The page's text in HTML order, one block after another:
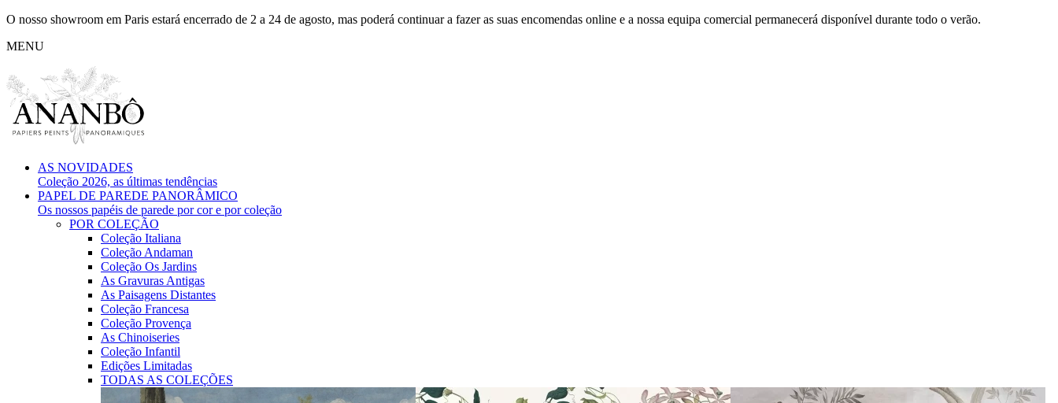
O nosso showroom em Paris estará encerrado de 2 a 24 de agosto, mas poderá continuar a fazer as suas encomendas online e a nossa equipa comercial permanecerá disponível durante todo o verão.
MENU
AS NOVIDADES
Coleção 2026, as últimas tendências
PAPEL DE PAREDE PANORÂMICO
Os nossos papéis de parede por cor e por coleção
POR COLEÇÃO
Coleção Italiana
Coleção Andaman
Coleção Os Jardins
As Gravuras Antigas
As Paisagens Distantes
Coleção Francesa
Coleção Provença
As Chinoiseries
Coleção Infantil
Edições Limitadas
TODAS AS COLEÇÕES